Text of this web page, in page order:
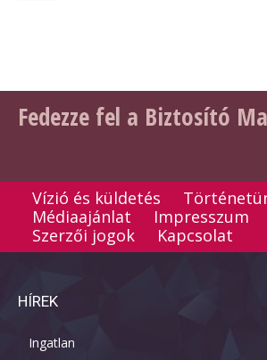
Fedezze fel a Biztosító
Vízió és küldetés
Médiaajánlat
Impresszum
Szerzői jogok
Kapcsolat
HÍREK
Ingatlan